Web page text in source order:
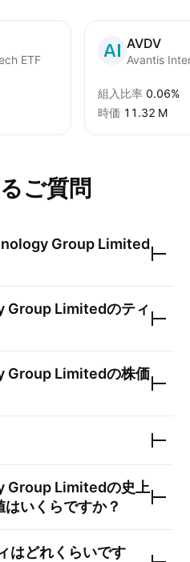
ETF
AVDV
組入比率 0.06%
時価 ‪11.32 M‬
ご質問
Group Limited
Group Limitedのティ
Group Limitedの株価
Group Limitedの史上
いくらですか？
はどれくらいです